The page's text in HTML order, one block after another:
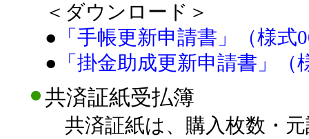
＜ダウンロード＞
● 「手帳更新申請書」（様式
● 「掛金助成更新申請書」（
共済証紙受払簿
共済証紙は、購入枚数・